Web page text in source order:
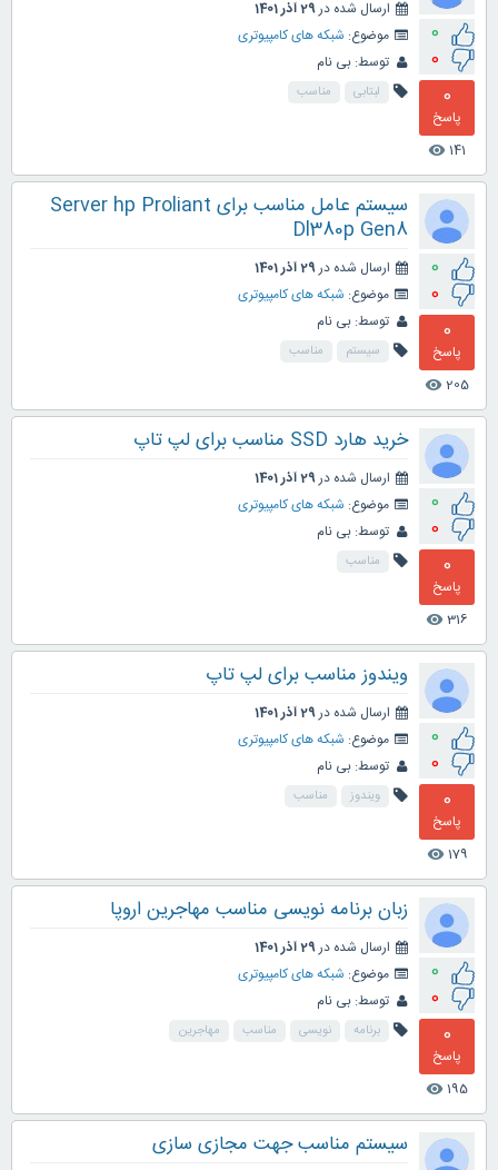
0
0
0
پاسخ
141
visibility
ارسال شده در29 آذر 1401
موضوع: شبکه های کامپیوتری
توسط: بی نام
لبتابی مناسب
0
0
0
پاسخ
205
visibility
سیستم عامل مناسب برای Server hp Proliant
Dl380p Gen8
ارسال شده در29 آذر 1401
موضوع: شبکه های کامپیوتری
توسط: بی نام
سیستم مناسب
0
0
0
پاسخ
316
visibility
خرید هارد SSD مناسب برای لپ تاپ
ارسال شده در29 آذر 1401
موضوع: شبکه های کامپیوتری
توسط: بی نام
مناسب
0
0
0
پاسخ
179
visibility
ویندوز مناسب برای لپ تاپ
ارسال شده در29 آذر 1401
موضوع: شبکه های کامپیوتری
توسط: بی نام
ویندوز مناسب
0
0
0
پاسخ
195
visibility
زبان برنامه نویسی مناسب مهاجرین اروپا
ارسال شده در29 آذر 1401
موضوع: شبکه های کامپیوتری
توسط: بی نام
برنامه نویسی مناسب مهاجرین
سیستم مناسب جهت مجازی سازی